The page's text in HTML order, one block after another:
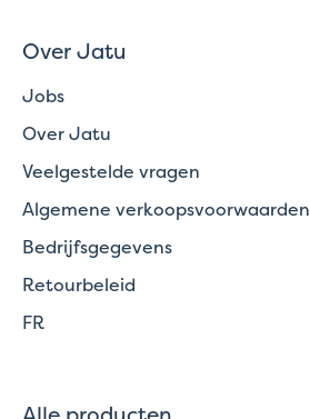
Over Jatu
Jobs
Over Jatu
Veelgestelde vragen
Algemene verkoopsvoorwaarden
Bedrijfsgegevens
Retourbeleid
FR